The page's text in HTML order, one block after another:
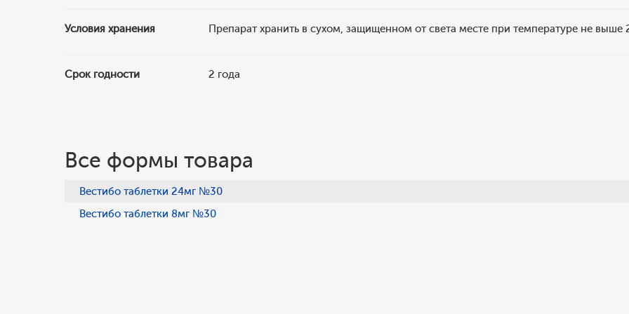
Условия хранения Препарат хранить в сухом, защищенном от света месте при температуре не выше
Срок годности 2 года
Все формы товара
Вестибо таблетки 24мг №30
Вестибо таблетки 8мг №30